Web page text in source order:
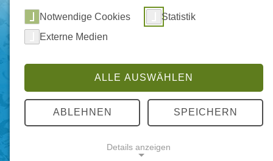
Vertrieb
Unsere Standorte
Notwendige Cookies
Statistik
Externe Medien
ALLE AUSWÄHLEN
ABLEHNEN SPEICHERN
Details anzeigen